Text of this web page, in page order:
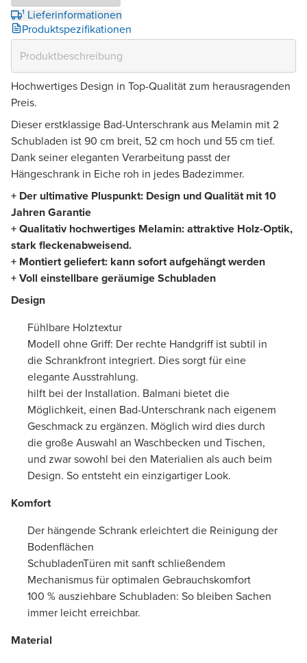
¹ Lieferinformationen
Produktspezifikationen
Hochwertiges Design in Top-Qualität zum herausragenden
Preis.
Dieser erstklassige Bad-Unterschrank aus Melamin mit 2
Schubladen ist 90 cm breit, 52 cm hoch und 55 cm tief.
Dank seiner eleganten Verarbeitung passt der
Hängeschrank in Eiche roh in jedes Badezimmer.
+ Der ultimative Pluspunkt: Design und Qualität mit 10
Jahren Garantie
+ Qualitativ hochwertiges Melamin: attraktive Holz-Optik,
stark fleckenabweisend.
+ Montiert geliefert: kann sofort aufgehängt werden
+ Voll einstellbare geräumige Schubladen
Design
Fühlbare Holztextur
Modell ohne Griff: Der rechte Handgriff ist subtil in
die Schrankfront integriert. Dies sorgt für eine
elegante Ausstrahlung.
hilft bei der Installation. Balmani bietet die
Möglichkeit, einen Bad-Unterschrank nach eigenem
Geschmack zu ergänzen. Möglich wird dies durch
die große Auswahl an Waschbecken und Tischen,
und zwar sowohl bei den Materialien als auch beim
Design. So entsteht ein einzigartiger Look.
Komfort
Der hängende Schrank erleichtert die Reinigung der
Bodenflächen
SchubladenTüren mit sanft schließendem
Mechanismus für optimalen Gebrauchskomfort
100 % ausziehbare Schubladen: So bleiben Sachen
immer leicht erreichbar.
Material